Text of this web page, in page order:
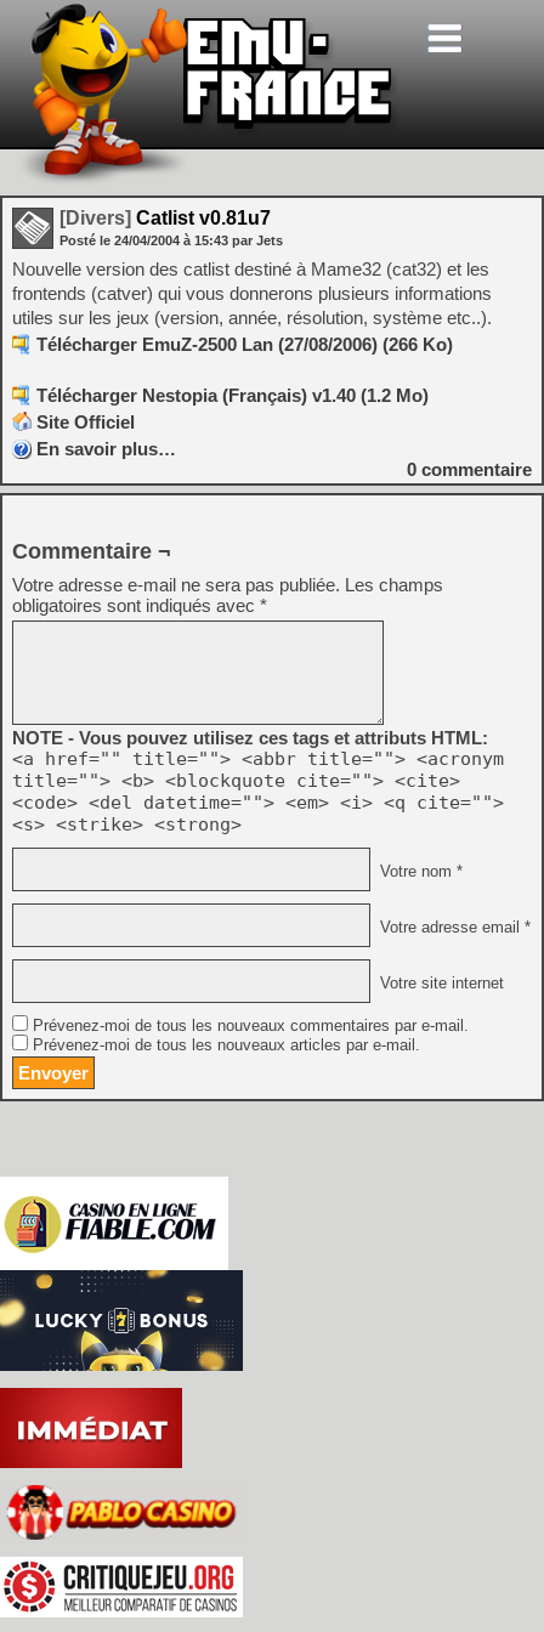
[Divers] Catlist v0.81u7
Posté le 24/04/2004 à 15:43 par Jets
Nouvelle version des catlist destiné à Mame32 (cat32) et les
frontends (catver) qui vous donnerons plusieurs informations
utiles sur les jeux (version, année, résolution, système etc..).
Télécharger EmuZ-2500 Lan (27/08/2006) (266 Ko)
Télécharger Nestopia (Français) v1.40 (1.2 Mo)
Site Officiel
En savoir plus…
0 commentaire
Commentaire ¬
Votre adresse e-mail ne sera pas publiée. Les champs
obligatoires sont indiqués avec *
NOTE - Vous pouvez utilisez ces tags et attributs HTML:
<a href="" title=""> <abbr title=""> <acronym
title=""> <b> <blockquote cite=""> <cite>
<code> <del datetime=""> <em> <i> <q cite="">
<s> <strike> <strong>
Votre nom *
Votre adresse email *
Votre site internet
Prévenez-moi de tous les nouveaux commentaires par e-mail.
Prévenez-moi de tous les nouveaux articles par e-mail.